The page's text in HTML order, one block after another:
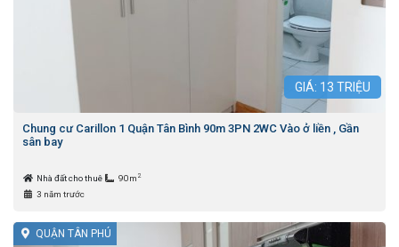
GIÁ: 13 TRIỆU
Chung cư Carillon 1 Quận Tân Bình 90m 3PN 2WC Vào ở liền , Gần
sân bay
Nhà đất cho thuê 90m 2
3 năm trước
QUẬN TÂN PHÚ